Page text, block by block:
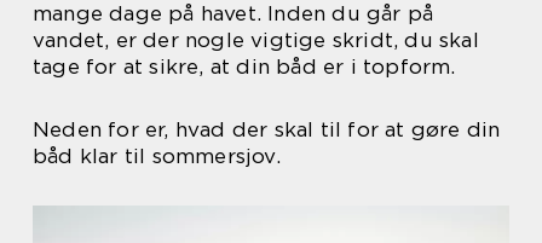
mange dage på havet. Inden du går på
vandet, er der nogle vigtige skridt, du skal
tage for at sikre, at din båd er i topform.
Neden for er, hvad der skal til for at gøre din
båd klar til sommersjov.